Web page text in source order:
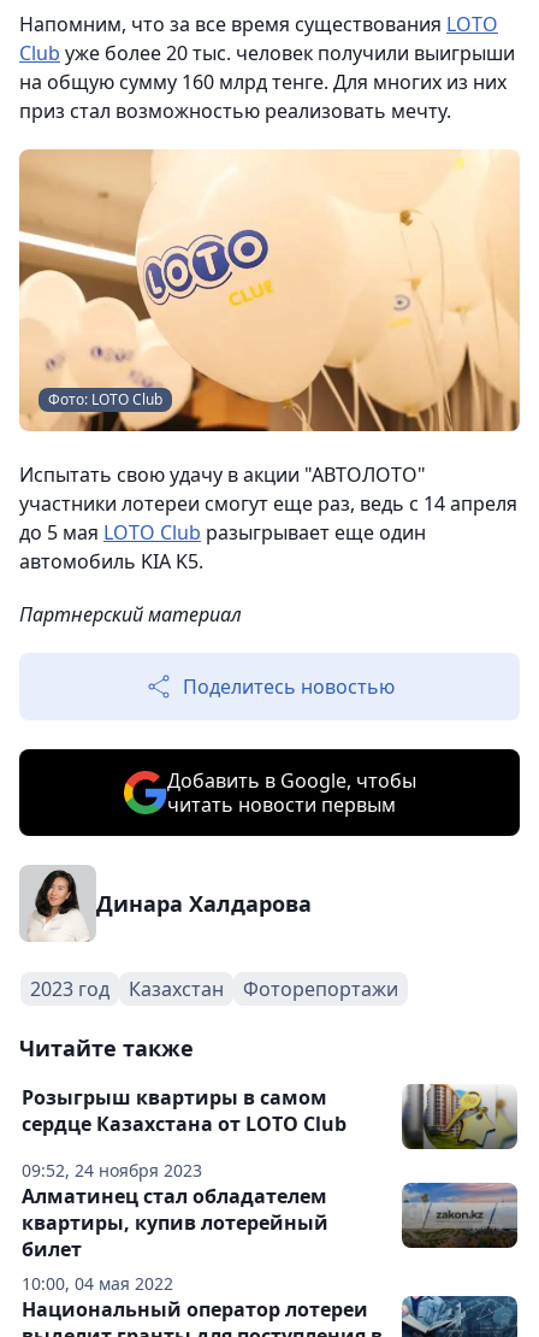
Напомним, что за все время существования LOTO
Club уже более 20 тыс. человек получили выигрыши
на общую сумму 160 млрд тенге. Для многих из них
приз стал возможностью реализовать мечту.
Фото: LOTO Club
Испытать свою удачу в акции "АВТОЛОТО"
участники лотереи смогут еще раз, ведь с 14 апреля
до 5 мая LOTO Club разыгрывает еще один
автомобиль KIA K5.
Партнерский материал
Поделитесь новостью
Добавить в Google, чтобы
читать новости первым
Динара Халдарова
2023 год Казахстан Фоторепортажи
Читайте также
09:52, 24 ноября 2023
Розыгрыш квартиры в самом
сердце Казахстана от LOTO Club
10:00, 04 мая 2022
Алматинец стал обладателем
квартиры, купив лотерейный
билет
Национальный оператор лотереи